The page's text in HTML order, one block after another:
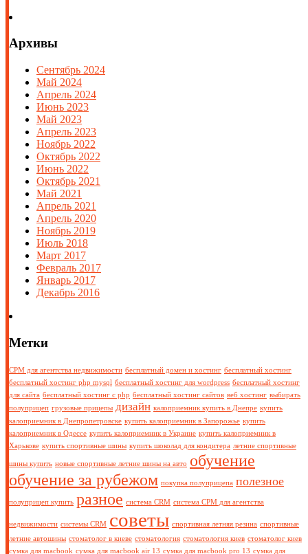
Архивы
Сентябрь 2024
Май 2024
Апрель 2024
Июнь 2023
Май 2023
Апрель 2023
Ноябрь 2022
Октябрь 2022
Июнь 2022
Октябрь 2021
Май 2021
Апрель 2021
Апрель 2020
Ноябрь 2019
Июль 2018
Март 2017
Февраль 2017
Январь 2017
Декабрь 2016
Метки
СРМ для агентства недвижимости бесплатный домен и хостинг бесплатный хостинг
бесплатный хостинг php mysql бесплатный хостинг для wordpress бесплатный хостинг
для сайта бесплатный хостинг с php бесплатный хостинг сайтов веб хостинг выбирать
полуприцеп грузовые прицепы дизайн калоприемник купить в Днепре купить
калоприемник в Днепропетровске купить калоприемник в Запорожье купить
калоприемник в Одессе купить калоприемник в Украине купить калоприемник в
Харькове купить спортивные шины купить шоколад для кондитера летние спортивные
шины купить новые спортивные летние шины на авто обучение
обучение за рубежом покупка полуприцепа полезное
полуприцеп купить разное система CRM система СРМ для агентства
недвижимости системы CRM советы спортивная летняя резина спортивные
летние автошины стоматолог в киеве стоматология стоматология киев стоматолог киев
сумка для macbook сумка для macbook air 13 сумка для macbook pro 13 сумка для